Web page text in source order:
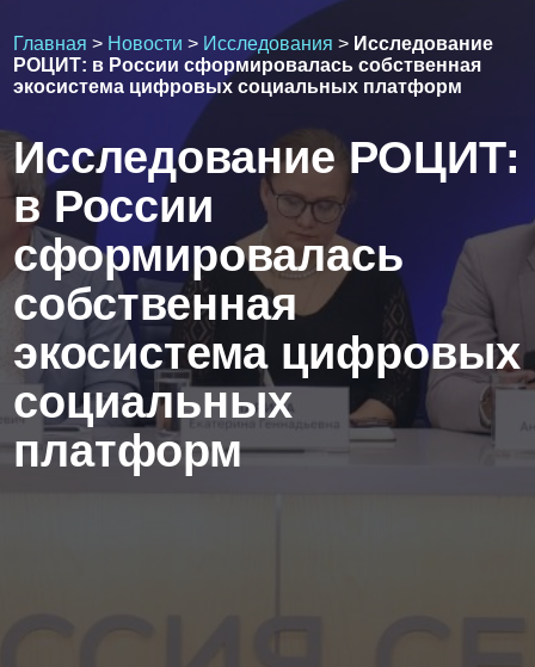
Главная > Новости > Исследования > Исследование
РОЦИТ: в России сформировалась собственная
экосистема цифровых социальных платформ
Исследование РОЦИТ:
в России
сформировалась
собственная
экосистема цифровых
социальных
платформ